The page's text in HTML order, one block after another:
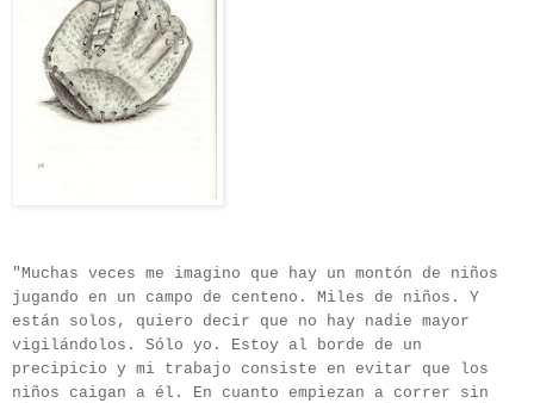
"Muchas veces me imagino que hay un montón de niños
jugando en un campo de centeno. Miles de niños. Y
están solos, quiero decir que no hay nadie mayor
vigilándolos. Sólo yo. Estoy al borde de un
precipicio y mi trabajo consiste en evitar que los
niños caigan a él. En cuanto empiezan a correr sin